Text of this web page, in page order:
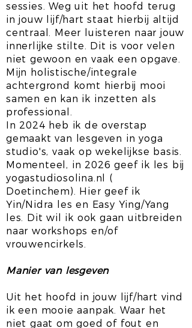
sessies. Weg uit het hoofd terug
in jouw lijf/hart staat hierbij altijd
centraal. Meer luisteren naar jouw
innerlijke stilte. Dit is voor velen
niet gewoon en vaak een opgave.
Mijn holistische/integrale
achtergrond komt hierbij mooi
samen en kan ik inzetten als
professional.
In 2024 heb ik de overstap
gemaakt van lesgeven in yoga
studio's, vaak op wekelijkse basis.
Momenteel, in 2026 geef ik les bij
yogastudiosolina.nl (
Doetinchem). Hier geef ik
Yin/Nidra les en Easy Ying/Yang
les. Dit wil ik ook gaan uitbreiden
naar workshops en/of
vrouwencirkels.
Manier van lesgeven
Uit het hoofd in jouw lijf/hart vind
ik een mooie aanpak. Waar het
niet gaat om goed of fout en